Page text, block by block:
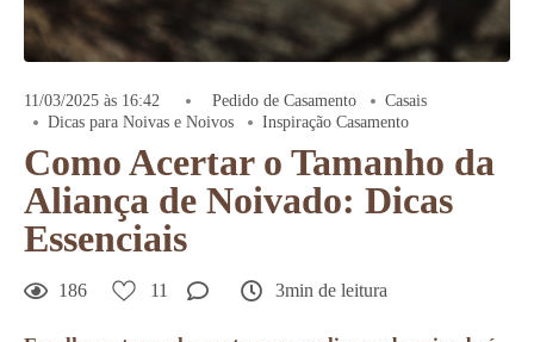
11/03/2025 às 16:42 Pedido de Casamento
Casais
Dicas para Noivas e Noivos
Inspiração Casamento
Como Acertar o Tamanho da
Aliança de Noivado: Dicas
Essenciais
186 11 3min de leitura